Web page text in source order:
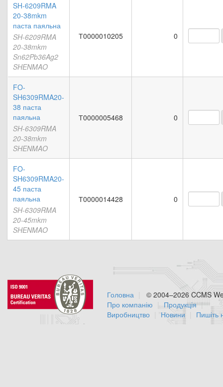
SH-6209RMA
20-38mkm
паста паяльна
SH-6209RMA
20-38mkm
Sn62Pb36Ag2
SHENMAO
Т0000010205 0
FO-
SH6309RMA20-
38 паста
паяльна
SH-6309RMA
20-38mkm
SHENMAO
Т0000005468 0
FO-
SH6309RMA20-
45 паста
паяльна
SH-6309RMA
20-45mkm
SHENMAO
Т0000014428 0
© 2004–2026 CCMS
Головна
Про компанію
Продукція
Виробництво
Новини Пишіть